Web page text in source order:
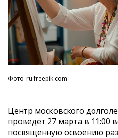
Фото: ru.freepik.com
Центр московского
проведет 27 марта в 11:00
посвященную освоению